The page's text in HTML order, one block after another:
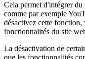
Cela permet d'intégrer
comme par exemple
désactivez cette fonction,
fonctionnalités du site
La désactivation de